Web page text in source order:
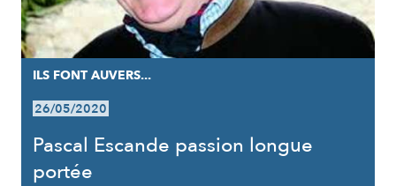
ILS FONT AUVERS...
26/05/2020
Pascal Escande passion longue
portée